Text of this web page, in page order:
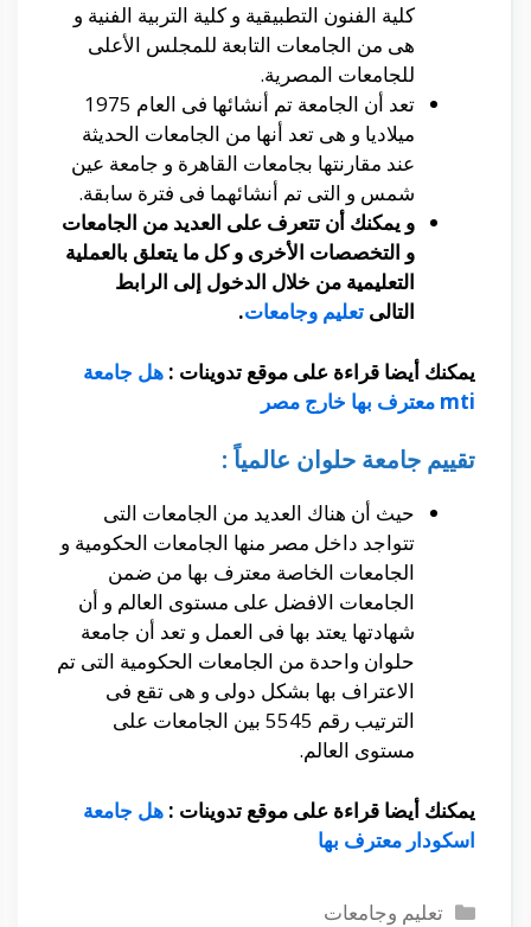
كلية الفنون التطبيقية و كلية التربية الفنية و
هى من الجامعات التابعة للمجلس الأعلى
للجامعات المصرية.
تعد أن الجامعة تم أنشائها فى العام 1975
ميلاديا و هى تعد أنها من الجامعات الحديثة
عند مقارنتها بجامعات القاهرة و جامعة عين
شمس و التى تم أنشائهما فى فترة سابقة.
و يمكنك أن تتعرف على العديد من الجامعات
و التخصصات الأخرى و كل ما يتعلق بالعملية
التعليمية من خلال الدخول إلى الرابط
التالى تعليم وجامعات.
يمكنك أيضا قراءة على موقع تدوينات : هل جامعة
mti معترف بها خارج مصر
تقييم جامعة حلوان عالمياً :
حيث أن هناك العديد من الجامعات التى
تتواجد داخل مصر منها الجامعات الحكومية و
الجامعات الخاصة معترف بها من ضمن
الجامعات الافضل على مستوى العالم و أن
شهادتها يعتد بها فى العمل و تعد أن جامعة
حلوان واحدة من الجامعات الحكومية التى تم
الاعتراف بها بشكل دولى و هى تقع فى
الترتيب رقم 5545 بين الجامعات على
مستوى العالم.
يمكنك أيضا قراءة على موقع تدوينات : هل جامعة
اسكودار معترف بها
التصنيفات
تعليم وجامعات